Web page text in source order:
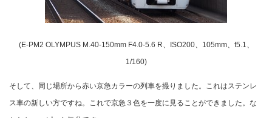
(E-PM2 OLYMPUS M.40-150mm F4.0-5.6 R、ISO200、105mm、f5.1、
1/160)
そして、同じ場所から赤い京急カラーの列車を撮りました。これはステンレ
ス車の新しい方ですね。これで京急３色を一度に見ることができました。な